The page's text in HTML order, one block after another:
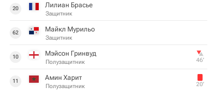
20 Лилиан Брасье
Защитник
62 Майкл Мурильо
Защитник
10 Мэйсон Гринвуд
Полузащитник 46‎’‎
11 Амин Харит
Полузащитник 20‎’‎